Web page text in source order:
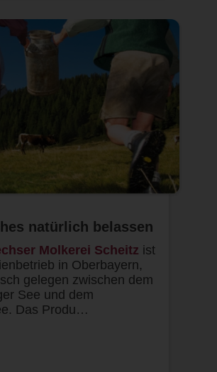
natürlich belassen
Molkerei Scheitz ist
in Oberbayern,
gelegen zwischen dem
See und dem
Das Produ…